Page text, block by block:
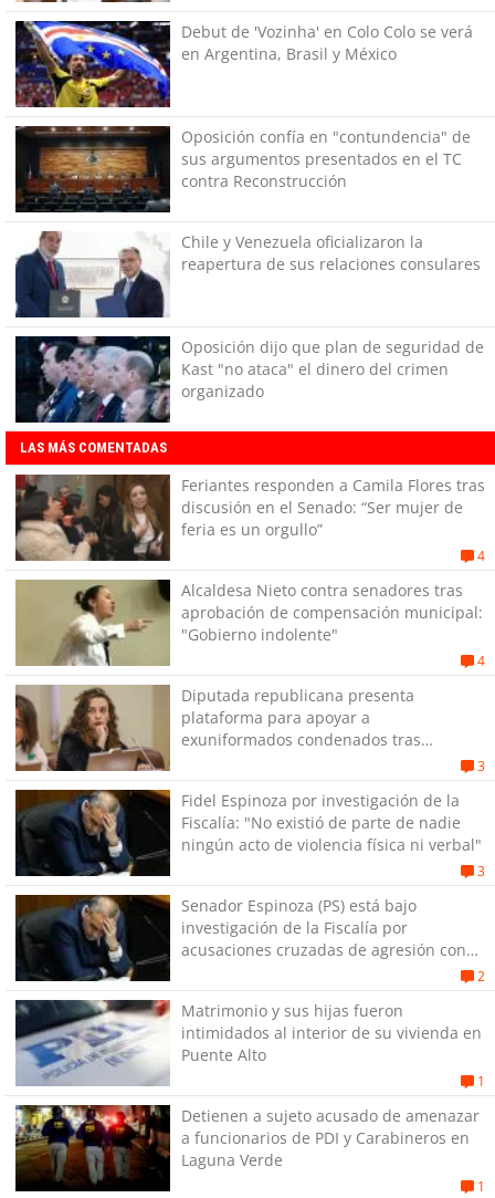
Debut de 'Vozinha' en Colo Colo se verá
en Argentina, Brasil y México
Oposición confía en "contundencia" de
sus argumentos presentados en el TC
contra Reconstrucción
Chile y Venezuela oficializaron la
reapertura de sus relaciones consulares
Oposición dijo que plan de seguridad de
Kast "no ataca" el dinero del crimen
organizado
LAS MÁS COMENTADAS
Feriantes responden a Camila Flores tras
discusión en el Senado: “Ser mujer de
feria es un orgullo”
4
Alcaldesa Nieto contra senadores tras
aprobación de compensación municipal:
"Gobierno indolente"
4
Diputada republicana presenta
plataforma para apoyar a
exuniformados condenados tras
3
Fidel Espinoza por investigación de la
Fiscalía: "No existió de parte de nadie
ningún acto de violencia física ni verbal"
3
Senador Espinoza (PS) está bajo
investigación de la Fiscalía por
acusaciones cruzadas de agresión con
2
Matrimonio y sus hijas fueron
intimidados al interior de su vivienda en
Puente Alto
1
Detienen a sujeto acusado de amenazar
a funcionarios de PDI y Carabineros en
Laguna Verde
1